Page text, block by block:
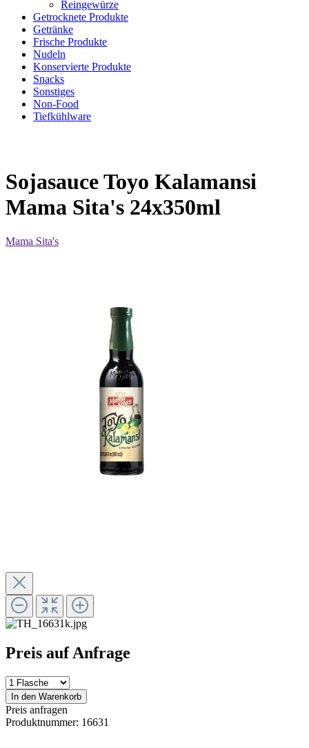
Reingewürze
Getrocknete Produkte
Getränke
Frische Produkte
Nudeln
Konservierte Produkte
Snacks
Sonstiges
Non-Food
Tiefkühlware
Sojasauce Toyo Kalamansi
Mama Sita's 24x350ml
Mama Sita's
Preis auf Anfrage
In den Warenkorb
Preis anfragen
Produktnummer: 16631